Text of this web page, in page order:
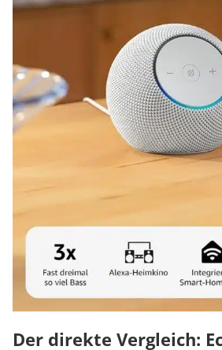
Der direkte Vergleich: